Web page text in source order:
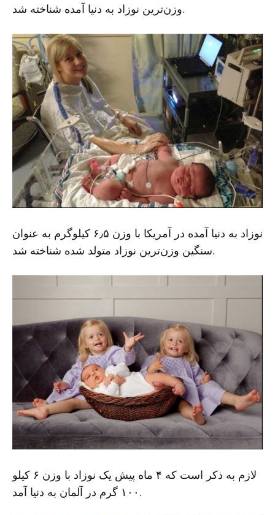
وزن‌ترین نوزاد به دنیا آمده شناخته شد.
نوزاد به دنیا آمده در آمریکا با وزن ۶٫۵ کیلوگرم به عنوان
سنگین وزن‌ترین نوزاد متولد شده شناخته شد.
لازم به ذکر است که ۴ ماه پیش یک نوزاد با وزن ۶ کیلو
۱۰۰ گرم در آلمان به دنیا آمد.